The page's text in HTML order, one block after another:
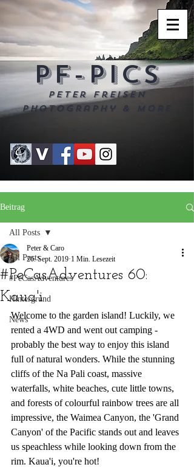
PF-PICS
Peter Freisen
Photography & more
Beitrag
All Posts
#PeCasAdventures
Hintergrund
News
All Posts
#PeCasAdventures 60:
Kaua'i
Peter & Caro
26. Sept. 2019 1 Min. Lesezeit
Welcome to the garden island! Luckily, we
rented a 4WD and went out camping -
probably the best way to enjoy this island
full of natural wonders. While the stunning
cliffs of the Na Pali coast, massive
waterfalls, white beaches, cute little towns,
and forests of colourful rainbow trees are all
impressive, the Waimea Canyon, the 'Grand
Canyon' of the Pacific stands out and leaves
us speachless while looking down from the
rim. Kaua'i, you're hot!